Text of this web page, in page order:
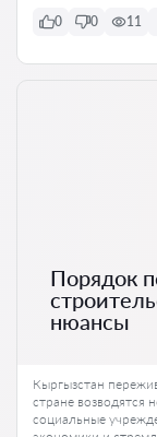
0 0 11
Порядок
нюансы
Кыргызстан
стране возводятся
социальные